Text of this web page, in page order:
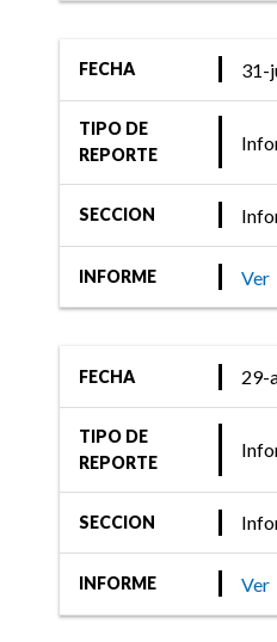
FECHA 31-
TIPO DE
REPORTE
SECCION
INFORME Ver
FECHA 29-
TIPO DE
REPORTE
SECCION
INFORME Ver